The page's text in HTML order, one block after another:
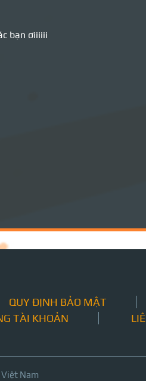
bạn ơiiiiii
QUY ĐỊNH BẢO MẬT
TÀI KHOẢN
Nam